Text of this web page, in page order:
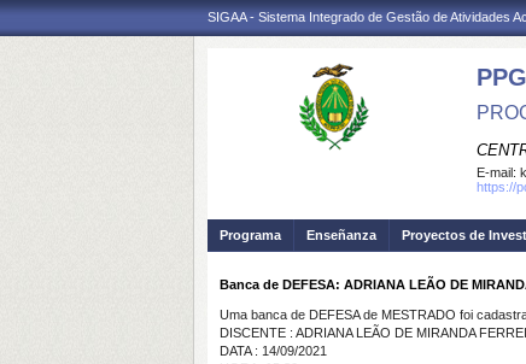
SIGAA - Sistema Integrado de Gestão de Atividades
E-mail:
https://
Programa Enseñanza Proyectos de
Banca de DEFESA: ADRIANA LEÃO DE
Uma banca de DEFESA de MESTRADO foi
DISCENTE : ADRIANA LEÃO DE MIRANDA
DATA : 14/09/2021